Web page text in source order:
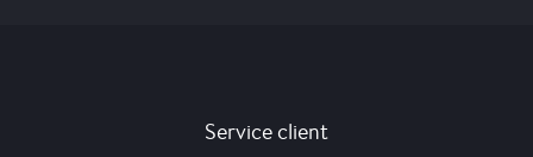
Service client